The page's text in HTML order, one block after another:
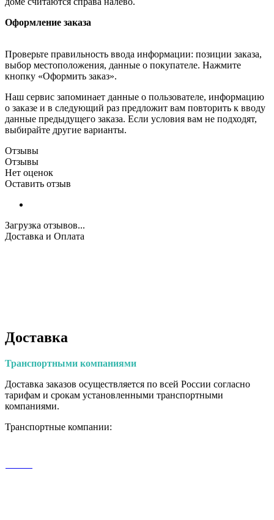
Оформление заказа
Проверьте правильность ввода информации: позиции заказа,
выбор местоположения, данные о покупателе. Нажмите
кнопку «Оформить заказ».
Наш сервис запоминает данные о пользователе, информацию
о заказе и в следующий раз предложит вам повторить к вводу
данные предыдущего заказа. Если условия вам не подходят,
выбирайте другие варианты.
Отзывы
Отзывы
Нет оценок
Оставить отзыв
Загрузка отзывов...
Доставка и Оплата
Доставка
Транспортными компаниями
Доставка заказов осуществляется по всей России согласно
тарифам и срокам установленными транспортными
компаниями.
Транспортные компании: